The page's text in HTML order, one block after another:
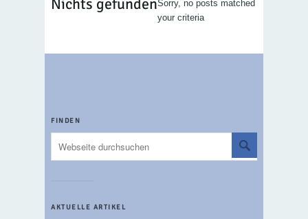
Nichts gefundenSorry, no posts matched
your criteria
FINDEN
AKTUELLE ARTIKEL